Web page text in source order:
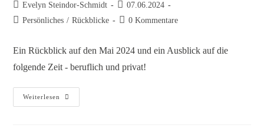
Evelyn Steindor-Schmidt
07.06.2024
Persönliches / Rückblicke 0 Kommentare
Ein Rückblick auf den Mai 2024 und ein Ausblick auf die
folgende Zeit - beruflich und privat!
Weiterlesen